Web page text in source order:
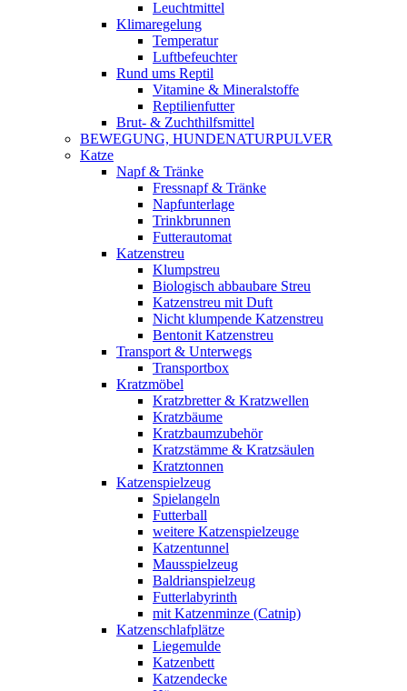
Leuchtmittel
Klimaregelung
Temperatur
Luftbefeuchter
Rund ums Reptil
Vitamine & Mineralstoffe
Reptilienfutter
Brut- & Zuchthilfsmittel
BEWEGUNG, HUNDENATURPULVER
Katze
Napf & Tränke
Fressnapf & Tränke
Napfunterlage
Trinkbrunnen
Futterautomat
Katzenstreu
Klumpstreu
Biologisch abbaubare Streu
Katzenstreu mit Duft
Nicht klumpende Katzenstreu
Bentonit Katzenstreu
Transport & Unterwegs
Transportbox
Kratzmöbel
Kratzbretter & Kratzwellen
Kratzbäume
Kratzbaumzubehör
Kratzstämme & Kratzsäulen
Kratztonnen
Katzenspielzeug
Spielangeln
Futterball
weitere Katzenspielzeuge
Katzentunnel
Mausspielzeug
Baldrianspielzeug
Futterlabyrinth
mit Katzenminze (Catnip)
Katzenschlafplätze
Liegemulde
Katzenbett
Katzendecke